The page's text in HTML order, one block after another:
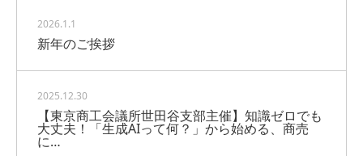
2026.1.1
新年のご挨拶
2025.12.30
【東京商工会議所世田谷支部主催】知識ゼロでも
大丈夫！「生成AIって何？」から始める、商売
に…